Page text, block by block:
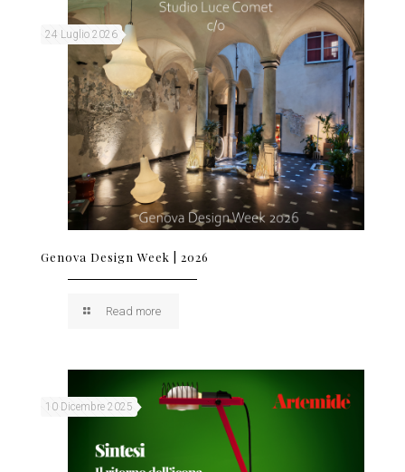
24 Luglio 2026
Genova Design Week | 2026
Read more
10 Dicembre 2025